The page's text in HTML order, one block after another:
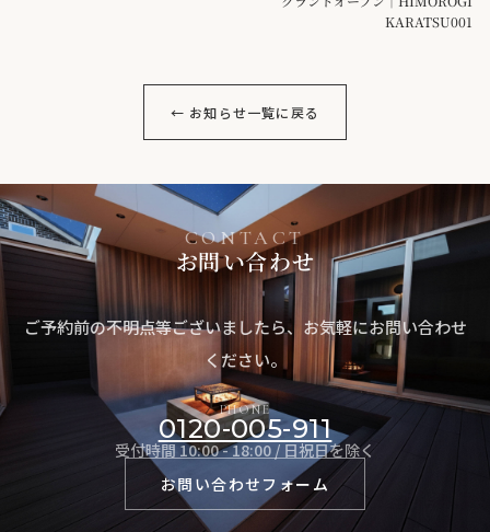
KARATSU001
← お知らせ一覧に戻る
CONTACT
お問い合わせ
ご予約前の不明点等ございましたら、 お気軽にお問い合わせ
ください。
PHONE
0120-005-911
受付時間 10:00 - 18:00 / 日祝日を除く
お問い合わせフォーム